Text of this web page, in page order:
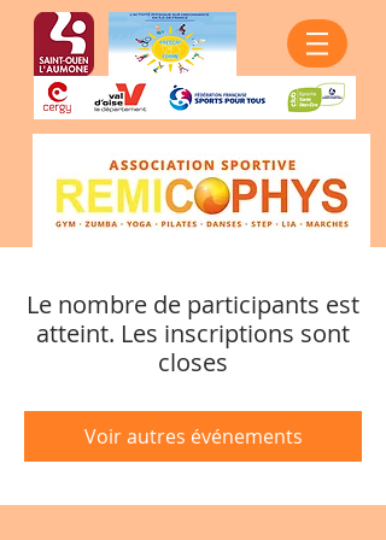
Le nombre de participants est
atteint. Les inscriptions sont
closes
Voir autres événements